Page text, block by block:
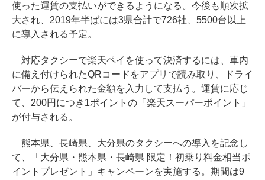
使った運賃の支払いができるようになる。今後も順次拡
大され、2019年半ばには3県合計で726社、5500台以上
に導入される予定。
対応タクシーで楽天ペイを使って決済するには、車内
に備え付けられたQRコードをアプリで読み取り、ドライ
バーから伝えられた金額を入力して支払う。運賃に応じ
て、200円につき1ポイントの「楽天スーパーポイント」
が付与される。
熊本県、長崎県、大分県のタクシーへの導入を記念し
て、「大分県・熊本県・長崎県 限定！初乗り料金相当ポ
イントプレゼント」キャンペーンを実施する。期間は9